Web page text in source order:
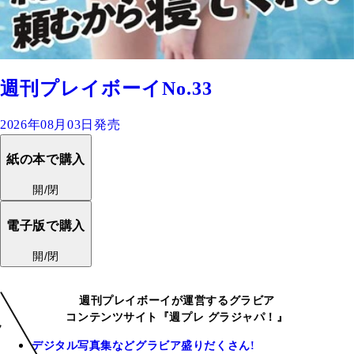
週刊プレイボーイNo.33
2026年08月03日発売
紙の本で購入
開/閉
電子版で購入
開/閉
週刊プレイボーイが運営するグラビア
コンテンツサイト『週プレ グラジャパ！』
デジタル写真集などグラビア盛りだくさん!